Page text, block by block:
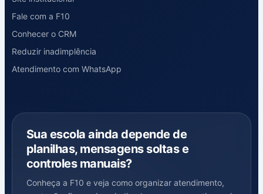
Fale com a F10
Conhecer o CRM
Reduzir inadimplência
Atendimento com WhatsApp
Sua escola ainda depende de
planilhas, mensagens soltas e
controles manuais?
Conheça a F10 e veja como organizar atendimento,